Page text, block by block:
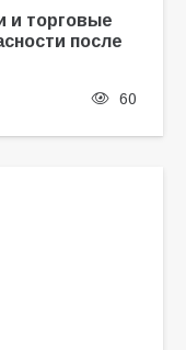
и торговые
после
60